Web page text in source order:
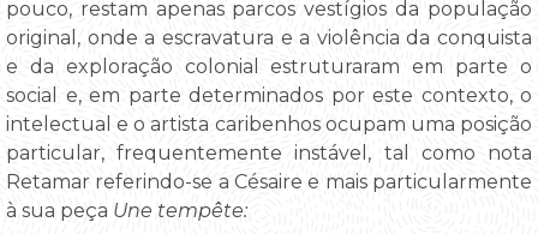
pouco, restam apenas parcos vestígios da população
original, onde a escravatura e a violência da conquista
e da exploração colonial estruturaram em parte o
social e, em parte determinados por este contexto, o
intelectual e o artista caribenhos ocupam uma posição
particular, frequentemente instável, tal como nota
Retamar referindo-se a Césaire e mais particularmente
à sua peça Une tempête: